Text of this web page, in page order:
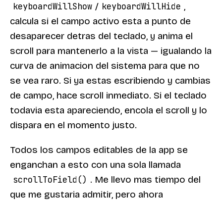
keyboardWillShow / keyboardWillHide ,
calcula si el campo activo esta a punto de
desaparecer detras del teclado, y anima el
scroll para mantenerlo a la vista — igualando la
curva de animacion del sistema para que no
se vea raro. Si ya estas escribiendo y cambias
de campo, hace scroll inmediato. Si el teclado
todavia esta apareciendo, encola el scroll y lo
dispara en el momento justo.
Todos los campos editables de la app se
enganchan a esto con una sola llamada
scrollToField() . Me llevo mas tiempo del
que me gustaria admitir, pero ahora